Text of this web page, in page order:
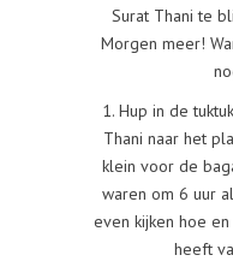
Surat Thani te
Morgen meer!
1. Hup in de
Thani naar het
klein voor de
waren om 6 uur
even kijken hoe
heeft